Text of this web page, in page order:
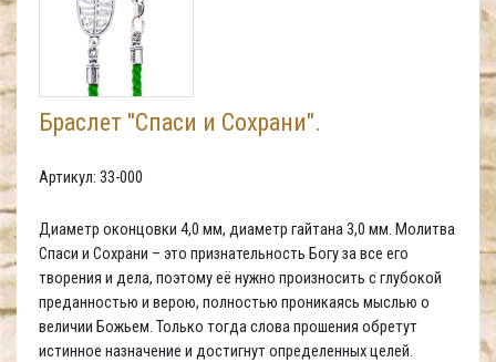
Браслет "Спаси и Сохрани".
Артикул: 33-000
Диаметр оконцовки 4,0 мм, диаметр гайтана 3,0 мм. Молитва
Спаси и Сохрани – это признательность Богу за все его
творения и дела, поэтому её нужно произносить с глубокой
преданностью и верою, полностью проникаясь мыслью о
величии Божьем. Только тогда слова прошения обретут
истинное назначение и достигнут определенных целей.